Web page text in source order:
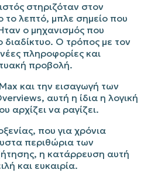
στηριζόταν στον
το λεπτό, μπλε σημείο που
ο μηχανισμός που
Ο τρόπος με τον
πληροφορίες και
προβολή.
Max και την εισαγωγή των
, αυτή η ίδια η λογική
αρχίζει να ραγίζει.
που για χρόνια
περιθώρια των
η κατάρρευση αυτή
και ευκαιρία.